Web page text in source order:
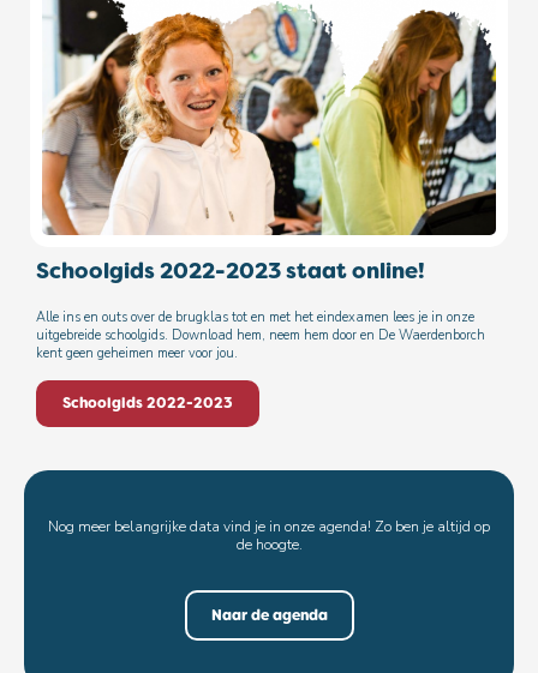
Schoolgids 2022-2023 staat online!
Alle ins en outs over de brugklas tot en met het eindexamen lees je in onze
uitgebreide schoolgids. Download hem, neem hem door en De Waerdenborch
kent geen geheimen meer voor jou.
Schoolgids 2022-2023
Nog meer belangrijke data vind je in onze agenda! Zo ben je altijd op
de hoogte.
Naar de agenda